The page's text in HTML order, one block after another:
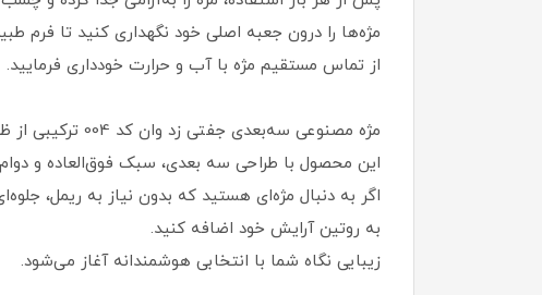
مژه‌ها را درون جعبه اصلی خود نگهداری کنید تا فرم
از تماس مستقیم مژه با آب و حرارت خودداری فرمایید.
مژه مصنوعی سه‌بعدی جفتی زد وان کد 004 ترکیبی از ظرافت، کیفیت و زیبایی است.
این محصول با طراحی سه‌ بعدی، سبک فوق‌العاده و
به روتین آرایش خود اضافه کنید.
زیبایی نگاه شما با انتخابی هوشمندانه آغاز می‌شود.